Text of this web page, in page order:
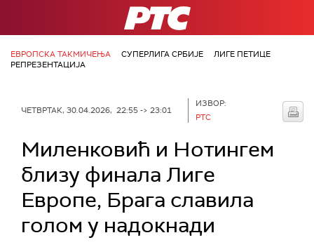
РТС
ЕВРОПСКА ТАКМИЧЕЊА СУПЕРЛИГА СРБИЈЕ
ЛИГЕ ПЕТИЦЕ
РЕПРЕЗЕНТАЦИЈА
ЧЕТВРТАК, 30.04.2026, 22:55 -> 23:01
ИЗВОР:
РТС
Миленковић и Нотингем
близу финала Лиге
Европе, Брага славила
голом у надокнади